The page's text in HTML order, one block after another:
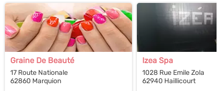
Graine De Beauté
17 Route Nationale
62860 Marquion
Izea Spa
1028 Rue Emile Zola
62940 Haillicourt